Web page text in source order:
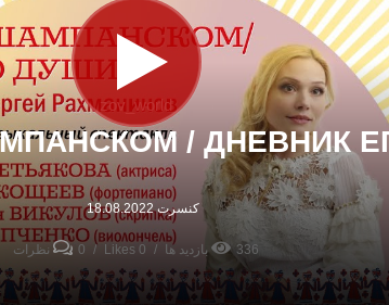
zov_world
/ ДНЕВНИК
کنسرت 18.08.2022
336 بازدید ها 0 Likes 0 نظرات